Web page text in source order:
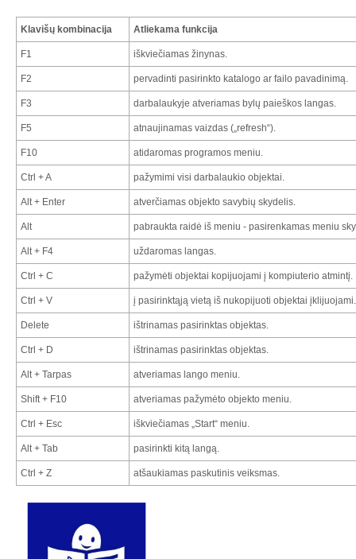
Klavišų kombinacija Atliekama funkcija
F1 iškviečiamas žinynas.
F2 pervadinti pasirinkto katalogo ar failo pavadinimą.
F3 darbalaukyje atveriamas bylų paieškos langas.
F5 atnaujinamas vaizdas („refresh“).
F10 atidaromas programos meniu.
Ctrl + A pažymimi visi darbalaukio objektai.
Alt + Enter atverčiamas objekto savybių skydelis.
Alt pabraukta raidė iš meniu - pasirenkamas meniu
Alt + F4 uždaromas langas.
Ctrl + C pažymėti objektai kopijuojami į kompiuterio atmintį.
Ctrl + V į pasirinktąją vietą iš nukopijuoti objektai įklijuojami.
Delete ištrinamas pasirinktas objektas.
Ctrl + D ištrinamas pasirinktas objektas.
Alt + Tarpas atveriamas lango meniu.
Shift + F10 atveriamas pažymėto objekto meniu.
Ctrl + Esc iškviečiamas „Start“ meniu.
Alt + Tab pasirinkti kitą langą.
Ctrl + Z atšaukiamas paskutinis veiksmas.